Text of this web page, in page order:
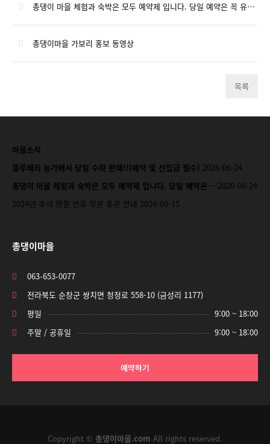
총댕이 마을 체험과 숙박은 모두 예약제 입니다. 당일 예약은 꼭 유선으로 확인 부탁 드립니다. 감사 합니다
총댕이마을 가보리 홍보 동영상
목록
마을소식
블루베리 농가에서 당일 수확 판매!!(예약 및 선입금 필수) 2026-06-24
총댕이 마을 체험과 숙박은 모두 예약제 입니다. 당일 예약은… 2026-06-24
2024년 추석 명절 연휴 부분 휴관 안내 2024-08-15
총댕이마을
063-653-0077
전라북도 순창군 쌍치면 청정로 558-10 (금성리 1177)
평일
9:00 ~ 18:00
주말 / 공휴일
9:00 ~ 18:00
예약하기
Copyright © 총댕이마을.com All rights reserved.